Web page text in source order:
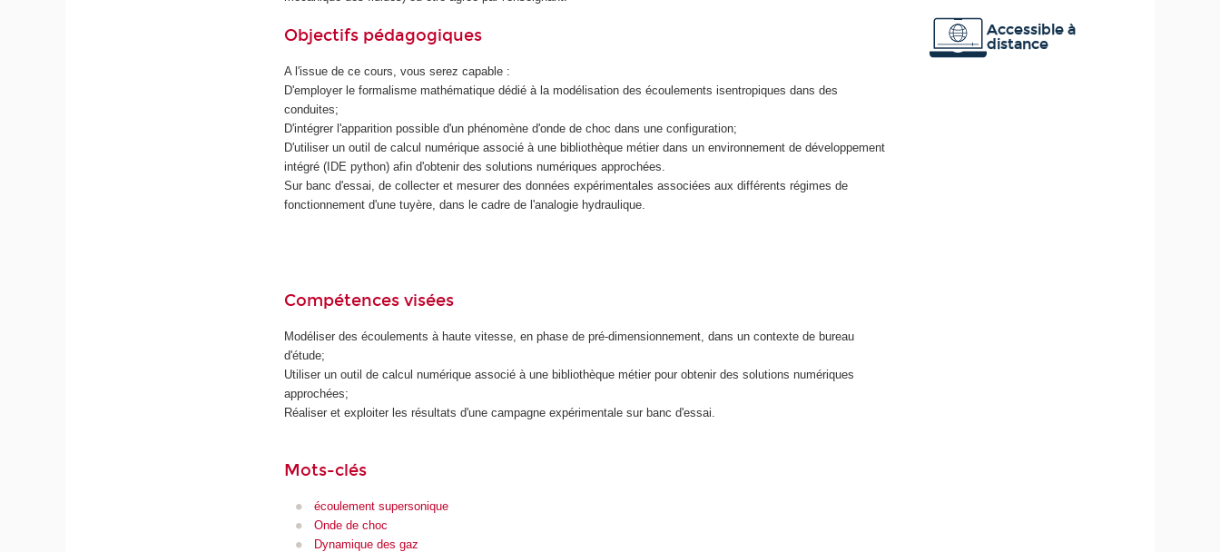
Objectifs pédagogiques
A l'issue de ce cours, vous serez capable :
D'employer le formalisme mathématique dédié à la modélisation des écoulements isentropiques dans des
conduites;
D'intégrer l'apparition possible d'un phénomène d'onde de choc dans une configuration;
D'utiliser un outil de calcul numérique associé à une bibliothèque métier dans un environnement de développement
intégré (IDE python) afin d'obtenir des solutions numériques approchées.
Sur banc d'essai, de collecter et mesurer des données expérimentales associées aux différents régimes de
fonctionnement d'une tuyère, dans le cadre de l'analogie hydraulique.
Compétences visées
Modéliser des écoulements à haute vitesse, en phase de pré-dimensionnement, dans un contexte de bureau
d'étude;
Utiliser un outil de calcul numérique associé à une bibliothèque métier pour obtenir des solutions numériques
approchées;
Réaliser et exploiter les résultats d'une campagne expérimentale sur banc d'essai.
Mots-clés
écoulement supersonique
Onde de choc
Dynamique des gaz
Accessible à
distance